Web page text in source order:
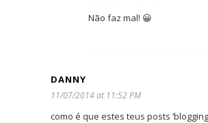
Não faz mal! 😀
DANNY
11/07/2014 at 11:52 PM
como é que estes teus posts